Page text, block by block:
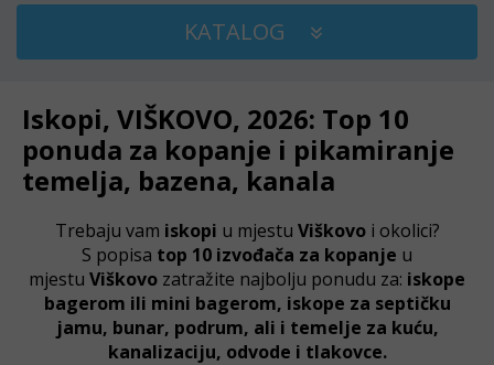
KATALOG
Iskopi, VIŠKOVO, 2026: Top 10
ponuda za kopanje i pikamiranje
temelja, bazena, kanala
Trebaju vam iskopi u mjestu Viškovoi okolici?
S popisa top 10 izvođača za kopanje u
mjestu Viškovo zatražite najbolju ponudu za: iskope
bagerom ili mini bagerom, iskope za septičku
jamu, bunar, podrum, ali i temelje za kuću,
kanalizaciju, odvode i tlakovce.